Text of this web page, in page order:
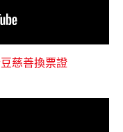
慈善換票證